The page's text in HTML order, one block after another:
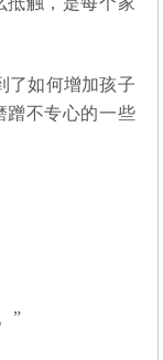
了如何增加孩子
蹭不专心的一些
”